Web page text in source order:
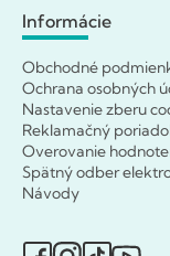
Informácie
Obchodné
Ochrana osobných
Nastavenie zberu
Reklamačný
Overovanie
Spätný odber
Návody